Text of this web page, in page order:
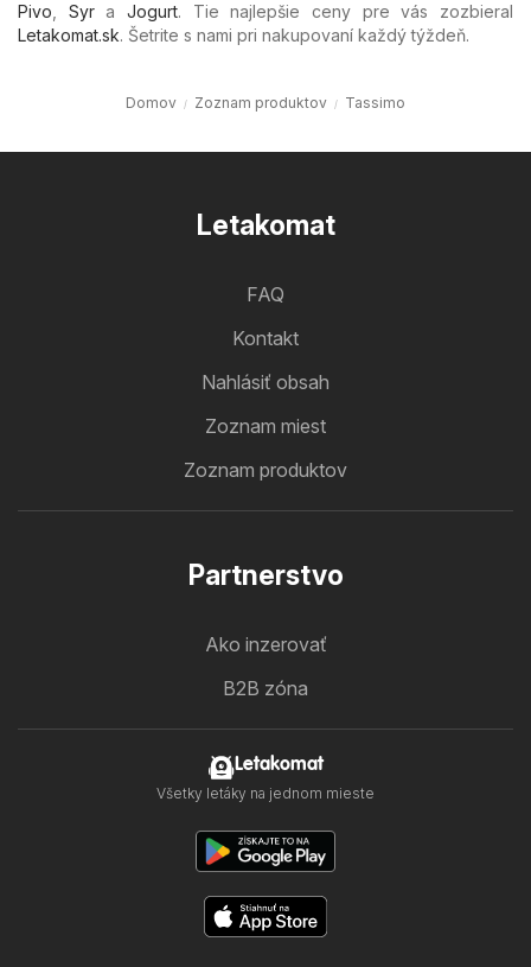
Pivo
SyraJogurt. Tie najlepšie ceny pre vás zozbieral
Letakomat.sk. Šetrite s nami pri nakupovaní každý týždeň.
Domov Zoznam produktov Tassimo
Letakomat
FAQ
Kontakt
Nahlásiť obsah
Zoznam miest
Zoznam produktov
Partnerstvo
Ako inzerovať
B2B zóna
Letakomat
Všetky letáky na jednom mieste